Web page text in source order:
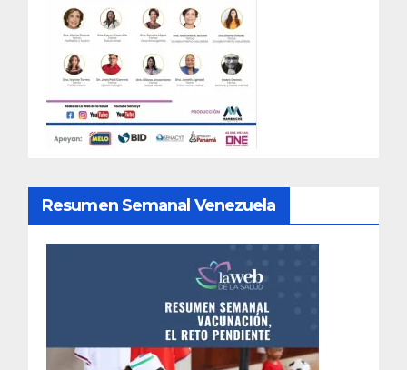
Resumen Semanal Venezuela